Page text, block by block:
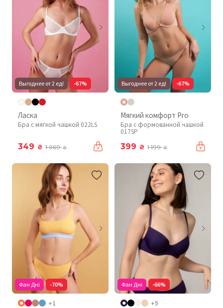
Выгоднее от 2 ед! -67%
Ласка
Бра с мягкой чашкой 022LS
349 ₴ 1 069₴
Выгоднее от 2 ед! -67%
Мягкий комфорт Pro
Бра с формованной чашкой
017SP
399 ₴ 1 199₴
Фан Дні -70%
+1
Фан Дні -66%
+5